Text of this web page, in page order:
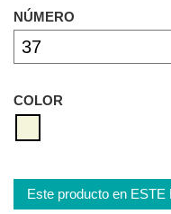
NÚMERO
COLOR
Este producto en